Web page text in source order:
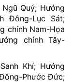
Quý; Hướng
Đông-Lục Sát;
chính Nam-Họa
chính Tây-
Khí; Hướng
Phước Đức;